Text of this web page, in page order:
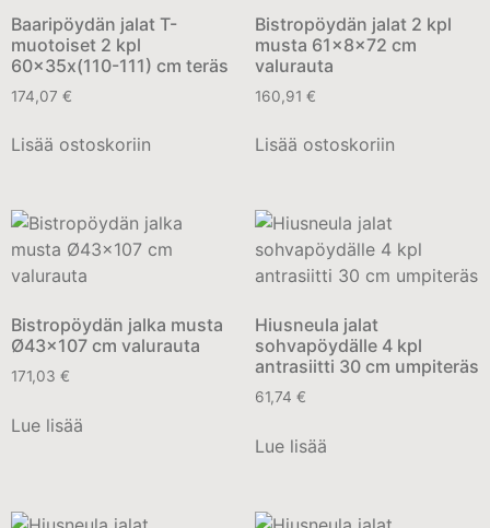
Baaripöydän jalat T-
muotoiset 2 kpl
60x35x(110-111) cm teräs
174,07 €
Lisää ostoskoriin
Bistropöydän jalat 2 kpl
musta 61x8x72 cm
valurauta
160,91 €
Lisää ostoskoriin
Bistropöydän jalka musta
Ø43×107 cm valurauta
171,03 €
Lue lisää
Hiusneula jalat
sohvapöydälle 4 kpl
antrasiitti 30 cm umpiteräs
61,74 €
Lue lisää